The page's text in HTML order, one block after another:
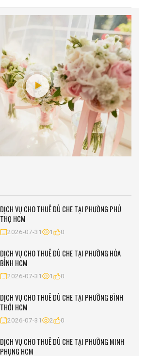
DỊCH VỤ CHO THUÊ DÙ CHE TẠI PHƯỜNG PHÚ
THỌ HCM
2026-07-31 1 0
DỊCH VỤ CHO THUÊ DÙ CHE TẠI PHƯỜNG HÒA
BÌNH HCM
2026-07-31 1 0
DỊCH VỤ CHO THUÊ DÙ CHE TẠI PHƯỜNG BÌNH
THỚI HCM
2026-07-31 2 0
DỊCH VỤ CHO THUÊ DÙ CHE TẠI PHƯỜNG MINH
PHỤNG HCM